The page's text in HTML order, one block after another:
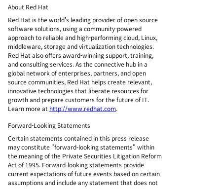
About Red Hat
Red Hat is the world’s leading provider of open source
software solutions, using a community-powered
approach to reliable and high-performing cloud, Linux,
middleware, storage and virtualization technologies.
Red Hat also offers award-winning support, training,
and consulting services. As the connective hub in a
global network of enterprises, partners, and open
source communities, Red Hat helps create relevant,
innovative technologies that liberate resources for
growth and prepare customers for the future of IT.
Learn more at http://www.redhat.com.
Forward-Looking Statements
Certain statements contained in this press release
may constitute "forward-looking statements" within
the meaning of the Private Securities Litigation Reform
Act of 1995. Forward-looking statements provide
current expectations of future events based on certain
assumptions and include any statement that does not